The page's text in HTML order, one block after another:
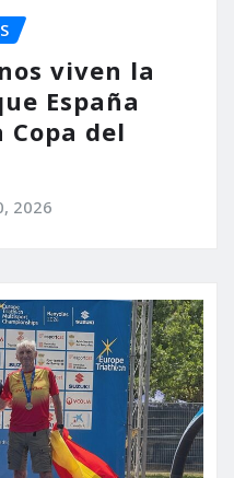
viven la
España
Copa del
2026